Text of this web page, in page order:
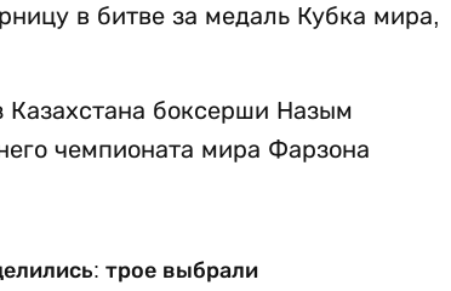
в битве за медаль Кубка мира,
Казахстана боксерши Назым
чемпионата мира Фарзона
трое выбрали